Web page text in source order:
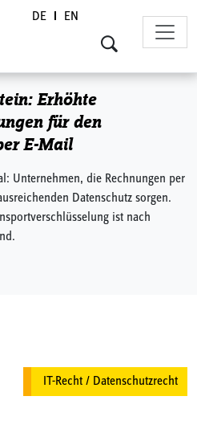
DE EN
Erhöhte
für den
E-Mail
Unternehmen, die Rechnungen per
Datenschutz sorgen.
ist nach
IT-Recht / Datenschutzrecht